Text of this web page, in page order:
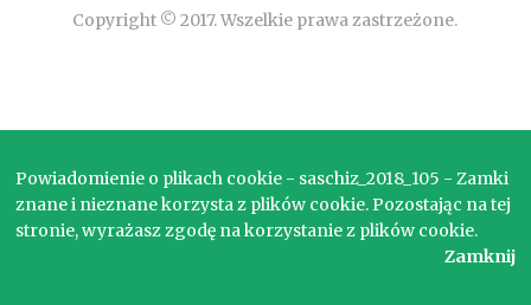
Copyright © 2017. Wszelkie prawa zastrzeżone.
Powiadomienie o plikach cookie - saschiz_2018_105 - Zamki
znane i nieznane korzysta z plików cookie. Pozostając na tej
stronie, wyrażasz zgodę na korzystanie z plików cookie.
Zamknij